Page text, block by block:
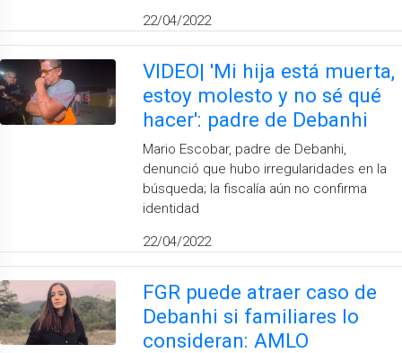
22/04/2022
VIDEO| 'Mi hija está muerta,
estoy molesto y no sé qué
hacer': padre de Debanhi
Mario Escobar, padre de Debanhi,
denunció que hubo irregularidades en la
búsqueda; la fiscalía aún no confirma
identidad
22/04/2022
FGR puede atraer caso de
Debanhi si familiares lo
consideran: AMLO